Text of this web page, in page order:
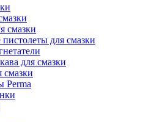
смазки
пистолеты для смазки
для смазки
Perma